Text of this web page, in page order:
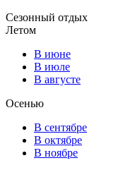
Сезонный отдых
Летом
В июне
В июле
В августе
Осенью
В сентябре
В октябре
В ноябре